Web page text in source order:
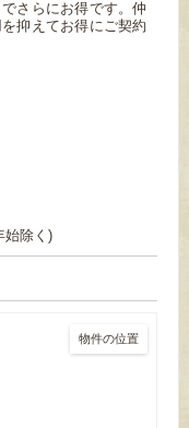
さらにお得です。仲
抑えてお得にご契約
始除く)
物件の位置